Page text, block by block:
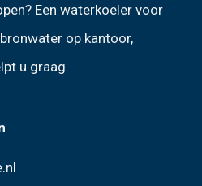
? Een waterkoeler voor
op kantoor,
u graag.